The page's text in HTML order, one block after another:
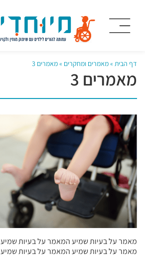
דף הבית »מאמרים ומחקרים »מאמרים 3
מאמרים 3
מאמר על בעיות שמיע המאמר על בעיות שמיע
מאמר על בעיות שמיע המאמר על בעיות שמיע